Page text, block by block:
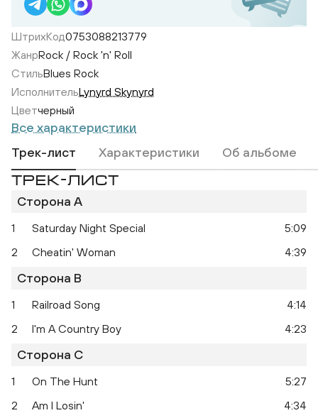
Nuthin' Fancy
ШтрихКод0753088213779
ЖанрRock / Rock 'n' Roll
СтильBlues Rock
ИсполнительLynyrd Skynyrd
Цветчерный
Все характеристики
Трек-лист
Характеристики Об альбоме
ТРЕК-ЛИСТ
Сторона A
1 Saturday Night Special
5:09
2
Cheatin' Woman 4:39
Сторона B
1 Railroad Song
4:14
2
I'm A Country Boy 4:23
Сторона C
1 On The Hunt
5:27
2
Am I Losin' 4:34